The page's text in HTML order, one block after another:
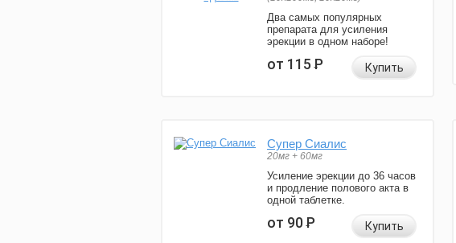
Два самых популярных
препарата для усиления
эрекции в одном наборе!
от 115Р Купить
Супер Сиалис
20мг + 60мг
Усиление эрекции до 36 часов
и продление полового акта в
одной таблетке.
от 90Р Купить